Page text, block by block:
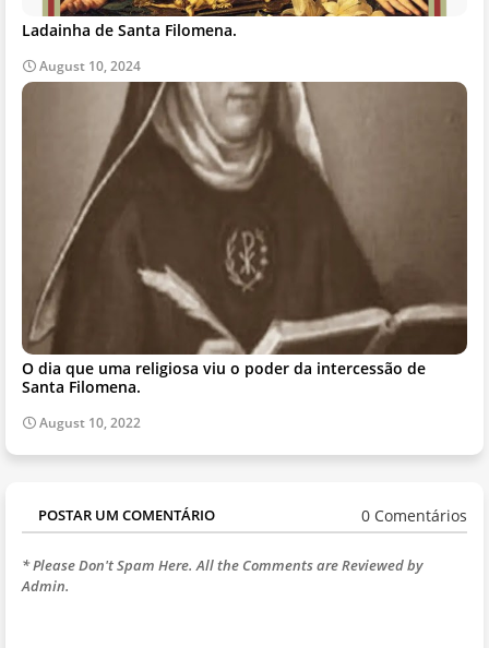
Ladainha de Santa Filomena.
August 10, 2024
O dia que uma religiosa viu o poder da intercessão de
Santa Filomena.
August 10, 2022
POSTAR UM COMENTÁRIO 0 Comentários
* Please Don't Spam Here. All the Comments are Reviewed by
Admin.